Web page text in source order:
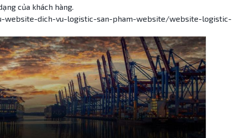
của khách hàng.
website-dich-vu-logistic-san-pham-website/website-logistic-